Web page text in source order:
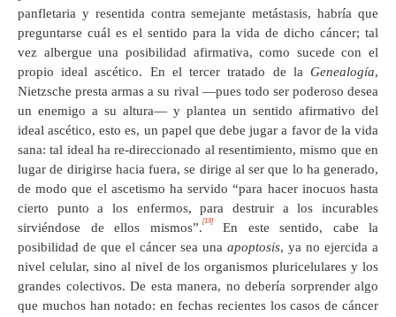
panfletaria y resentida contra semejante metástasis, habría que
preguntarse cuál es el sentido para la vida de dicho cáncer; tal
vez albergue una posibilidad afirmativa, como sucede con el
propio ideal ascético. En el tercer tratado de la Genealogía,
Nietzsche presta armas a su rival —pues todo ser poderoso desea
un enemigo a su altura— y plantea un sentido afirmativo del
ideal ascético, esto es, un papel que debe jugar a favor de la vida
sana: tal ideal ha re-direccionado al resentimiento, mismo que en
lugar de dirigirse hacia fuera, se dirige al ser que lo ha generado,
de modo que el ascetismo ha servido “para hacer inocuos hasta
cierto punto a los enfermos, para destruir a los incurables
sirviéndose de ellos mismos”.
[19]
En este sentido, cabe la
posibilidad de que el cáncer sea una apoptosis, ya no ejercida a
nivel celular, sino al nivel de los organismos pluricelulares y los
grandes colectivos. De esta manera, no debería sorprender algo
que muchos han notado: en fechas recientes los casos de cáncer